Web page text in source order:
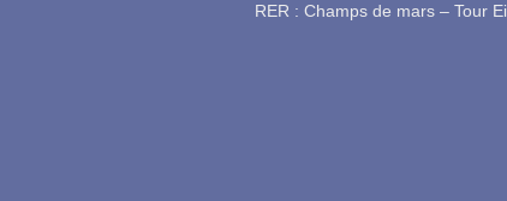
RER : Champs de mars – Tour